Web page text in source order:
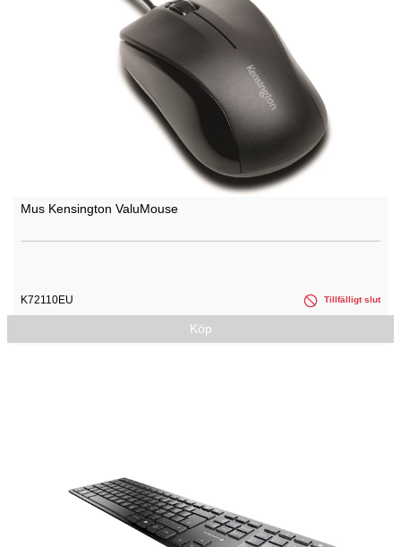
Mus Kensington ValuMouse
K72110EU Tillfälligt slut
Köp